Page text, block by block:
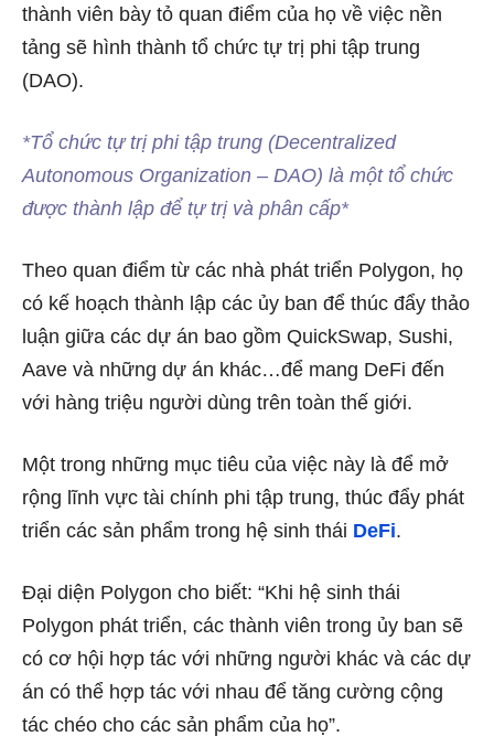
thành viên bày tỏ quan điểm của họ về việc nền
tảng sẽ hình thành tổ chức tự trị phi tập trung
(DAO).
*Tổ chức tự trị phi tập trung (Decentralized
Autonomous Organization – DAO) là một tổ chức
được thành lập để tự trị và phân cấp*
Theo quan điểm từ các nhà phát triển Polygon, họ
có kế hoạch thành lập các ủy ban để thúc đẩy thảo
luận giữa các dự án bao gồm QuickSwap, Sushi,
Aave và những dự án khác…để mang DeFi đến
với hàng triệu người dùng trên toàn thế giới.
Một trong những mục tiêu của việc này là để mở
rộng lĩnh vực tài chính phi tập trung, thúc đẩy phát
triển các sản phẩm trong hệ sinh thái DeFi.
Đại diện Polygon cho biết: “Khi hệ sinh thái
Polygon phát triển, các thành viên trong ủy ban sẽ
có cơ hội hợp tác với những người khác và các dự
án có thể hợp tác với nhau để tăng cường cộng
tác chéo cho các sản phẩm của họ”.